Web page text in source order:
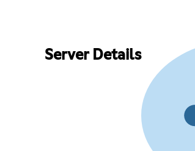
Server Details